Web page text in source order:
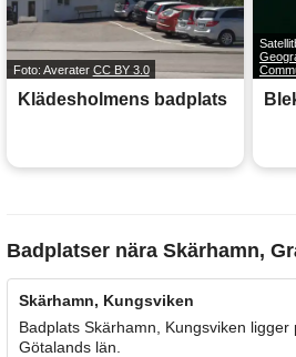
Foto: Averater CC BY 3.0
Klädesholmens badplats
Badplatser nära Skärhamn,
Skärhamn, Kungsviken
Badplats Skärhamn, Kungsviken ligger
Götalands län.